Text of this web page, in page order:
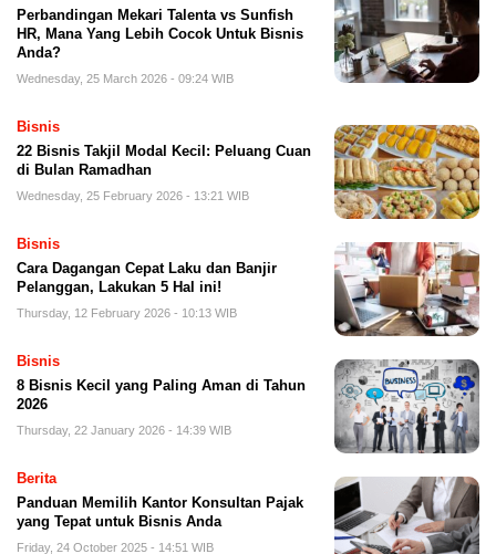
Perbandingan Mekari Talenta vs Sunfish
HR, Mana Yang Lebih Cocok Untuk Bisnis
Anda?
Wednesday, 25 March 2026 - 09:24 WIB
Bisnis
22 Bisnis Takjil Modal Kecil: Peluang Cuan
di Bulan Ramadhan
Wednesday, 25 February 2026 - 13:21 WIB
Bisnis
Cara Dagangan Cepat Laku dan Banjir
Pelanggan, Lakukan 5 Hal ini!
Thursday, 12 February 2026 - 10:13 WIB
Bisnis
8 Bisnis Kecil yang Paling Aman di Tahun
2026
Thursday, 22 January 2026 - 14:39 WIB
Berita
Panduan Memilih Kantor Konsultan Pajak
yang Tepat untuk Bisnis Anda
Friday, 24 October 2025 - 14:51 WIB